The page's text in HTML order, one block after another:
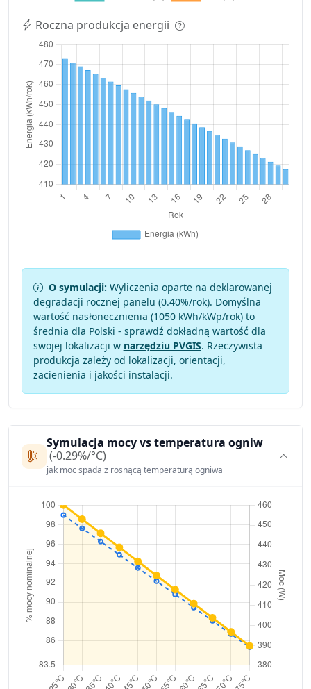
Roczna produkcja energii
O symulacji: Wyliczenia oparte na deklarowanej
degradacji rocznej panelu (0.40%/rok). Domyślna
wartość nasłonecznienia (1050 kWh/kWp/rok) to
średnia dla Polski - sprawdź dokładną wartość dla
swojej lokalizacji w narzędziu PVGIS. Rzeczywista
produkcja zależy od lokalizacji, orientacji,
zacienienia i jakości instalacji.
Symulacja mocy vs temperatura ogniw
(-0.29%/°C)
jak moc spada z rosnącą temperaturą ogniwa